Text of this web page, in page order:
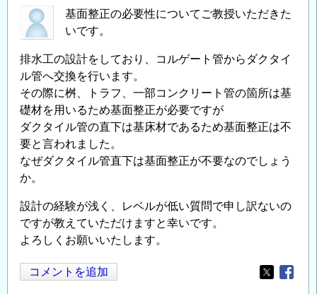
基面整正の必要性についてご教授いただきた
いです。
排水工の設計をしており、コルゲート管からダクタイ
ル管へ交換を行います。
その際に桝、トラフ、一部コンクリート管の箇所は基
礎材を用いるため基面整正が必要ですが
ダクタイル管の直下は基床材であるため基面整正は不
要と言われました。
なぜダクタイル管直下は基面整正が不要なのでしょう
か。
設計の経験が浅く、レベルが低い質問で申し訳ないの
ですが教えていただけますと幸いです。
よろしくお願いいたします。
コメントを追加
Opens in